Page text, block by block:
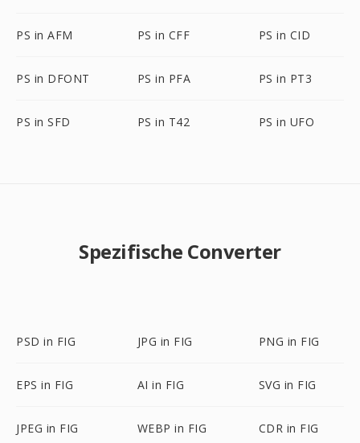
PS in AFM PS in CFF PS in CID
PS in DFONT PS in PFA PS in PT3
PS in SFD PS in T42 PS in UFO
Spezifische Converter
PSD in FIG JPG in FIG PNG in FIG
EPS in FIG AI in FIG SVG in FIG
JPEG in FIG WEBP in FIG CDR in FIG